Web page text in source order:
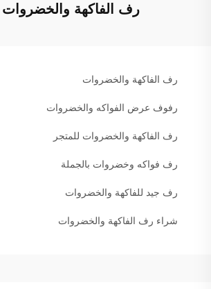
رف الفاكهة والخضروات
رف الفاكهة والخضروات
رفوف عرض الفواكه والخضروات
رف الفاكهة والخضروات للمتجر
رف فواكه وخضروات بالجملة
رف جيد للفاكهة والخضروات
شراء رف الفاكهة والخضروات